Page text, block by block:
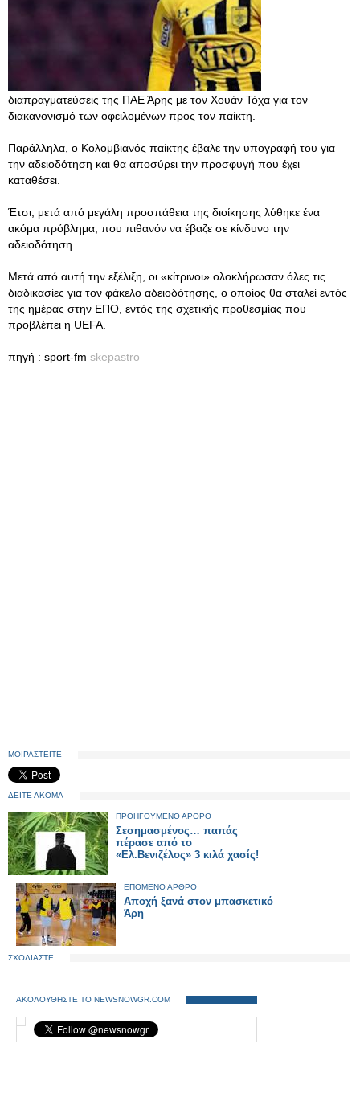
διαπραγματεύσεις της ΠΑΕ Άρης με τον Χουάν Τόχα για τον
διακανονισμό των οφειλομένων προς τον παίκτη.
Παράλληλα, ο Κολομβιανός παίκτης έβαλε την υπογραφή του για
την αδειοδότηση και θα αποσύρει την προσφυγή που έχει
καταθέσει.
Έτσι, μετά από μεγάλη προσπάθεια της διοίκησης λύθηκε ένα
ακόμα πρόβλημα, που πιθανόν να έβαζε σε κίνδυνο την
αδειοδότηση.
Μετά από αυτή την εξέλιξη, οι «κίτρινοι» ολοκλήρωσαν όλες τις
διαδικασίες για τον φάκελο αδειοδότησης, ο οποίος θα σταλεί εντός
της ημέρας στην ΕΠΟ, εντός της σχετικής προθεσμίας που
προβλέπει η UEFA.
πηγή : sport-fm skepastro
ΜΟΙΡΑΣΤΕΙΤΕ
ΔΕΙΤΕ ΑΚΟΜΑ
ΠΡΟΗΓΟΥΜΕΝΟ ΑΡΘΡΟ
Σεσημασμένος… παπάς
πέρασε από το
«Ελ.Βενιζέλος» 3 κιλά χασίς!
ΕΠΟΜΕΝΟ ΑΡΘΡΟ
Αποχή ξανά στον μπασκετικό
Άρη
ΣΧΟΛΙΑΣΤΕ
ΑΚΟΛΟΥΘΗΣΤΕ ΤΟ NEWSNOWGR.COM